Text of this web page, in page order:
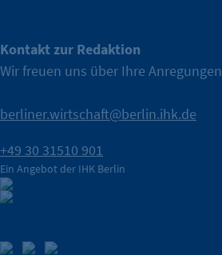
Kontakt zur Redaktion
Wir freuen uns über Ihre Anregungen
berliner.wirtschaft@berlin.ihk.de
+49 30 31510 901
Ein Angebot der IHK Berlin